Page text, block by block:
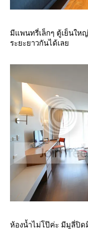
มีแพนทรี่เล็กๆ ตู้เย็นให
ระยะยาวกันได้เล
ห้องน้ำไม่โป๊ค่ะ มีมูลี่ปิ